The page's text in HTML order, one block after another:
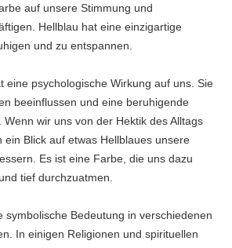
auf unsere Stimmung und
Hellblau hat eine einzigartige
und zu entspannen.
eine psychologische Wirkung auf uns. Sie
beeinflussen und eine beruhigende
wir uns von der Hektik des Alltags
ein Blick auf etwas Hellblaues unsere
Es ist eine Farbe, die uns dazu
tief durchzuatmen.
symbolische Bedeutung in verschiedenen
In einigen Religionen und spirituellen